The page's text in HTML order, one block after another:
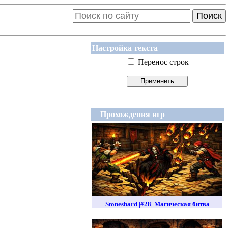
Поиск
Настройка текста
Перенос строк
Прохождения игр
Stoneshard |#28| Магическая битва